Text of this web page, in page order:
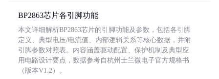
BP2863芯片各引脚功能
本文详细解析BP2863芯片的引脚功能及参数，包括各引脚
定义、典型电压/电流值、内部逻辑关系等核心数据，并附
引脚参数对照表。内容涵盖驱动配置、保护机制及典型应
用电路设计要点，数据参考自杭州士兰微电子官方规格书
（版本V1.2）。